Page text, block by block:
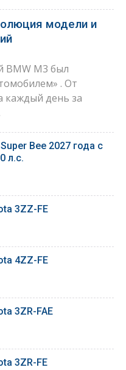
модели и
BMW M3 был
. От
каждый день за
Bee 2027 года с
л.с.
3ZZ-FE
4ZZ-FE
3ZR-FAE
3ZR-FE